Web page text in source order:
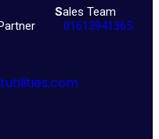
Sales Team
Partner 01613941365